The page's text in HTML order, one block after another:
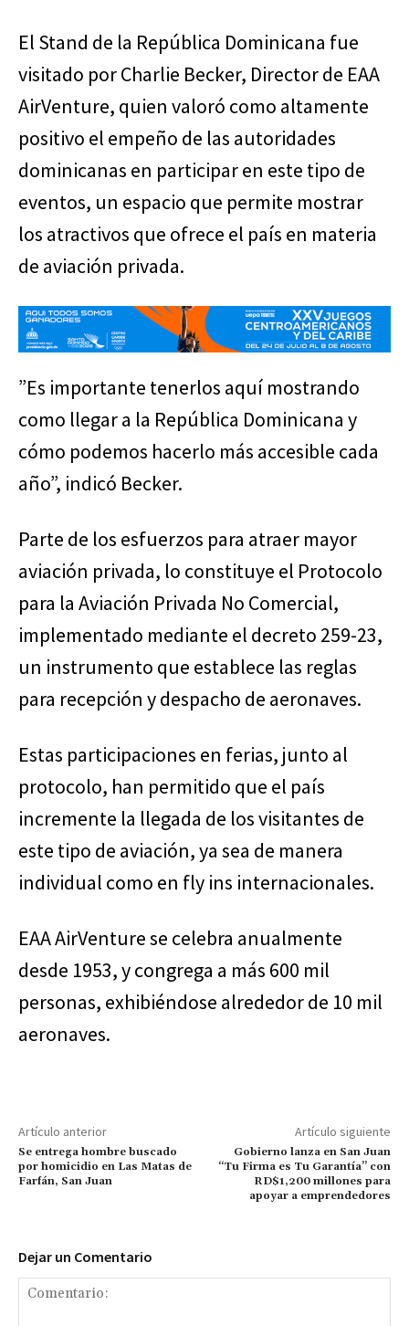
El Stand de la República Dominicana fue
visitado por Charlie Becker, Director de EAA
AirVenture, quien valoró como altamente
positivo el empeño de las autoridades
dominicanas en participar en este tipo de
eventos, un espacio que permite mostrar
los atractivos que ofrece el país en materia
de aviación privada.
”Es importante tenerlos aquí mostrando
como llegar a la República Dominicana y
cómo podemos hacerlo más accesible cada
año”, indicó Becker.
Parte de los esfuerzos para atraer mayor
aviación privada, lo constituye el Protocolo
para la Aviación Privada No Comercial,
implementado mediante el decreto 259-23,
un instrumento que establece las reglas
para recepción y despacho de aeronaves.
Estas participaciones en ferias, junto al
protocolo, han permitido que el país
incremente la llegada de los visitantes de
este tipo de aviación, ya sea de manera
individual como en fly ins internacionales.
EAA AirVenture se celebra anualmente
desde 1953, y congrega a más 600 mil
personas, exhibiéndose alrededor de 10 mil
aeronaves.
Artículo anterior
Se entrega hombre buscado
por homicidio en Las Matas de
Farfán, San Juan
Artículo siguiente
Gobierno lanza en San Juan
“Tu Firma es Tu Garantía” con
RD$1,200 millones para
apoyar a emprendedores
Dejar un Comentario